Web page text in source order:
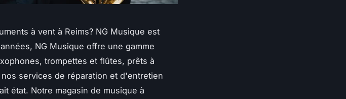
à vent à Reims? NG Musique est
NG Musique offre une gamme
trompettes et flûtes, prêts à
services de réparation et d'entretien
état. Notre magasin de musique à